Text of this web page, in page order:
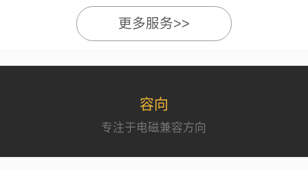
更多服务>>
容向
专注于电磁兼容方向